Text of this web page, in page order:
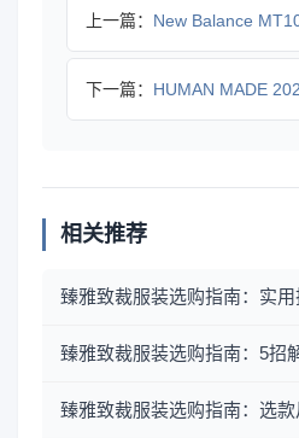
上一篇： New Balance
下一篇： HUMAN MADE 2025
相关推荐
臻雅致裁服装选购指南：实
臻雅致裁服装选购指南：5招
臻雅致裁服装选购指南：选